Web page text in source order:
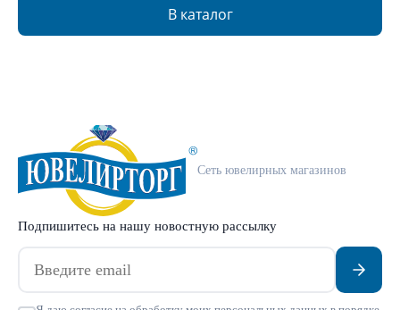
В каталог
Сеть ювелирных магазинов
Подпишитесь на нашу новостную рассылку